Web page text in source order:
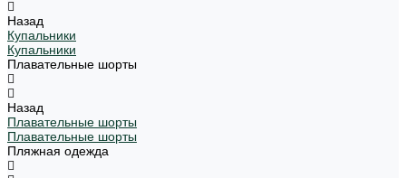
Назад
Купальники
Купальники
Плавательные шорты
Назад
Плавательные шорты
Плавательные шорты
Пляжная одежда